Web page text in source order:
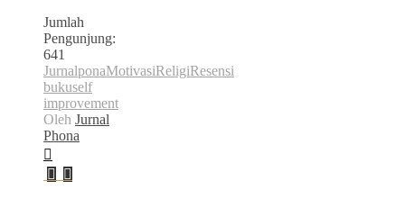
Jumlah
Pengunjung:
641
JurnalponaMotivasiReligiResensi
bukuself
improvement
Oleh Jurnal
Phona